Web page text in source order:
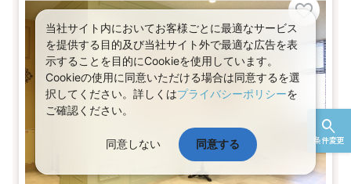
条件変更
当社サイト内においてお客様ごとに最適なサービス
を提供する目的及び当社サイト外で最適な広告を表
示することを目的にCookieを使用しています。
Cookieの使用に同意いただける場合は同意するを選
択してください。詳しくはプライバシーポリシーを
ご確認ください。
同意しない 同意する